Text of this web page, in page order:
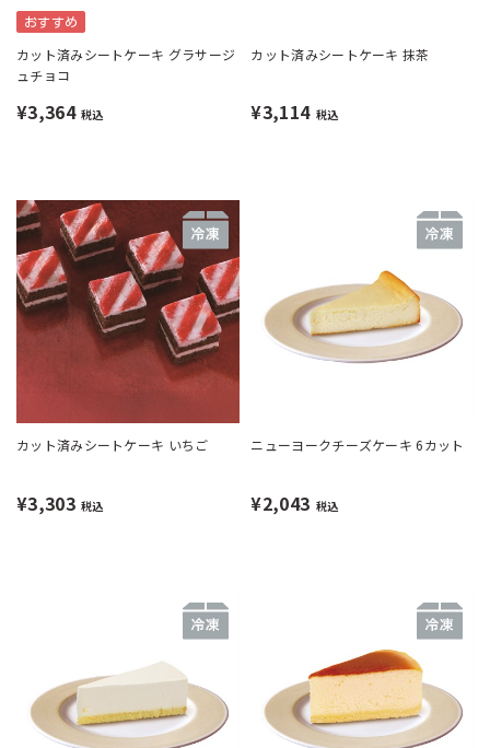
おすすめ
カット済みシートケーキ グラサージ
ュチョコ
¥3,364 税込
カット済みシートケーキ 抹茶
¥3,114 税込
カット済みシートケーキ いちご
¥3,303 税込
ニューヨークチーズケーキ 6カット
¥2,043 税込